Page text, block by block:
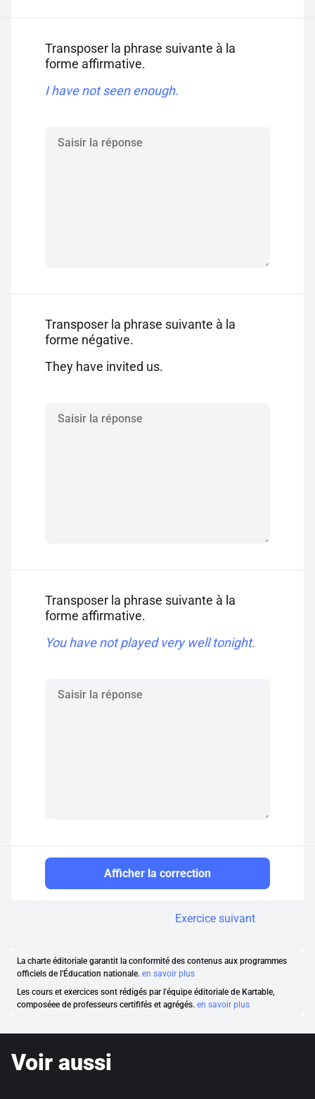
Transposer la phrase suivante à la
forme affirmative.
I have not seen enough.
Transposer la phrase suivante à la
forme négative.
They have invited us.
Transposer la phrase suivante à la
forme affirmative.
You have not played very well tonight.
Afficher la correction
Exercice suivant
La charte éditoriale garantit la conformité des contenus aux programmes
officiels de l'Éducation nationale. en savoir plus
Les cours et exercices sont rédigés par l'équipe éditoriale de Kartable,
composéee de professeurs certififés et agrégés. en savoir plus
Voir aussi